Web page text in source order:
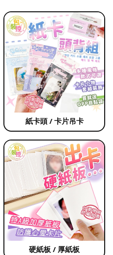
紙卡頭 / 卡片吊卡
硬紙板 / 厚紙板